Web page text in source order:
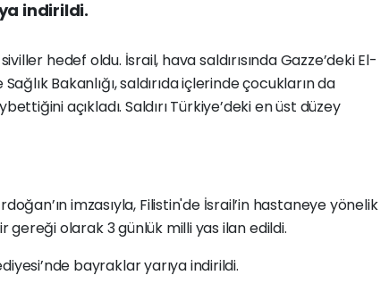
indirildi.
hedef oldu. İsrail, hava saldırısında Gazze’deki El-
Bakanlığı, saldırıda içlerinde çocukların da
açıkladı. Saldırı Türkiye’deki en üst düzey
imzasıyla, Filistin'de İsrail’in hastaneye yönelik
gereği olarak 3 günlük milli yas ilan edildi.
bayraklar yarıya indirildi.